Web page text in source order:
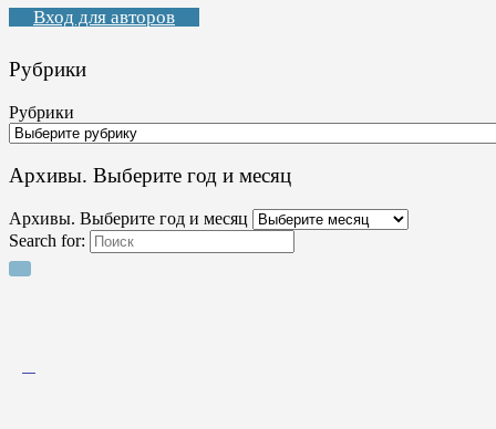
Вход для авторов
Рубрики
Рубрики
Архивы. Выберите год и месяц
Архивы. Выберите год и месяц
Search for: